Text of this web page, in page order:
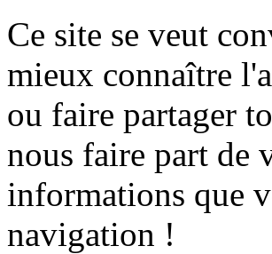
Ce site se veut
mieux connaître
ou faire partager
nous faire part de
informations que
navigation !